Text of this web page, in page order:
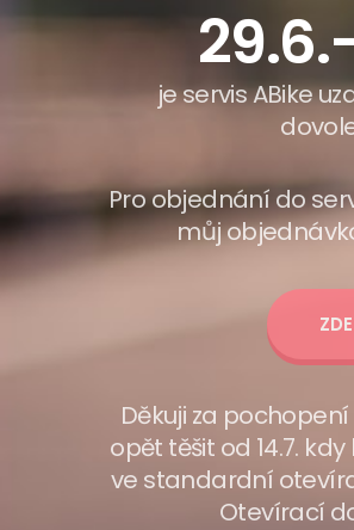
je servis ABike
Pro objednání do
můj
ZDE
Děkuji za
opět těšit od 14.7.
ve standardní
Otevírací